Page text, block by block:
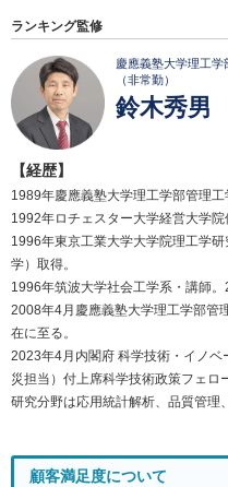
ランキング監修
慶應義塾大学理工
（非常勤）
鈴木秀男
【経歴】
1989年慶應義塾大学理工学部管理工
1992年ロチェスター大学経営大学院
1996年東京工業大学大学院理工学
学）取得。
1996年筑波大学社会工学系・講師。
2008年4月慶應義塾大学理工学部管
在に至る。
2023年4月内閣府 科学技術・イノ
災担当）付上席科学技術政策フェロ
研究分野は応用統計解析、品質管理
顧客満足度について